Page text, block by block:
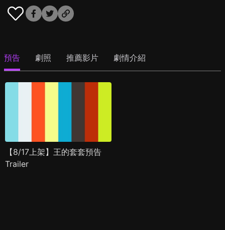
預告 劇照 推薦影片 劇情介紹
【8/17上架】王的套套預告
Trailer